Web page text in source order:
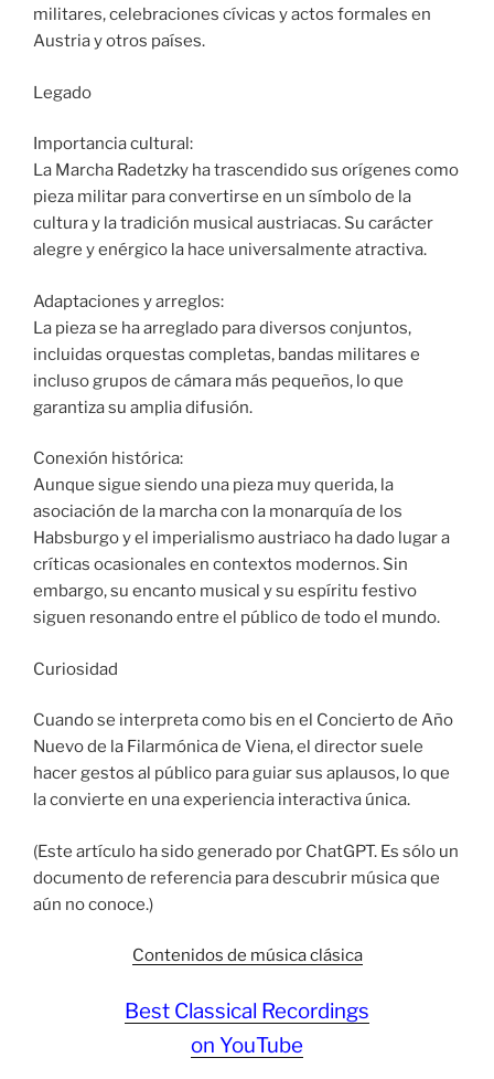
militares, celebraciones cívicas y actos formales en
Austria y otros países.
Legado
Importancia cultural:
La Marcha Radetzky ha trascendido sus orígenes como
pieza militar para convertirse en un símbolo de la
cultura y la tradición musical austriacas. Su carácter
alegre y enérgico la hace universalmente atractiva.
Adaptaciones y arreglos:
La pieza se ha arreglado para diversos conjuntos,
incluidas orquestas completas, bandas militares e
incluso grupos de cámara más pequeños, lo que
garantiza su amplia difusión.
Conexión histórica:
Aunque sigue siendo una pieza muy querida, la
asociación de la marcha con la monarquía de los
Habsburgo y el imperialismo austriaco ha dado lugar a
críticas ocasionales en contextos modernos. Sin
embargo, su encanto musical y su espíritu festivo
siguen resonando entre el público de todo el mundo.
Curiosidad
Cuando se interpreta como bis en el Concierto de Año
Nuevo de la Filarmónica de Viena, el director suele
hacer gestos al público para guiar sus aplausos, lo que
la convierte en una experiencia interactiva única.
(Este artículo ha sido generado por ChatGPT. Es sólo un
documento de referencia para descubrir música que
aún no conoce.)
Contenidos de música clásica
Best Classical Recordings
on YouTube